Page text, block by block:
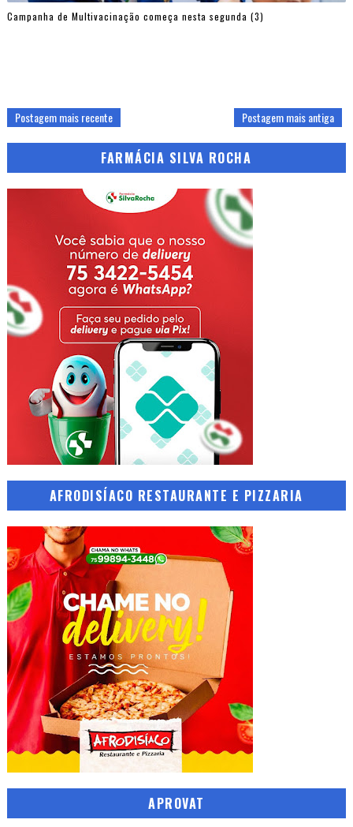
Campanha de Multivacinação começa nesta segunda (3)
Postagem mais recente Postagem mais antiga
FARMÁCIA SILVA ROCHA
AFRODISÍACO RESTAURANTE E PIZZARIA
APROVAT